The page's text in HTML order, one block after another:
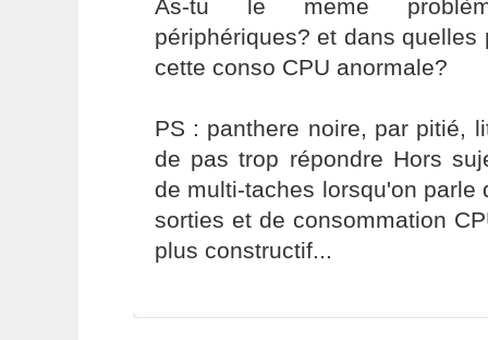
As-tu le meme
périphériques? et dans quelles
cette conso CPU anormale?
PS : panthere noire, par pitié,
de pas trop répondre Hors
de multi-taches lorsqu'on parle
sorties et de consommation
plus constructif...